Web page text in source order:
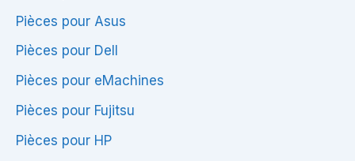
Pièces pour Asus
Pièces pour Dell
Pièces pour eMachines
Pièces pour Fujitsu
Pièces pour HP